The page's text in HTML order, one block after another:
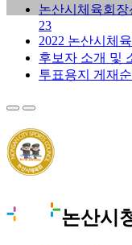
논산시체육회
23
2022 논산시체
후보자 소개 및
투표용지 게재
논산시